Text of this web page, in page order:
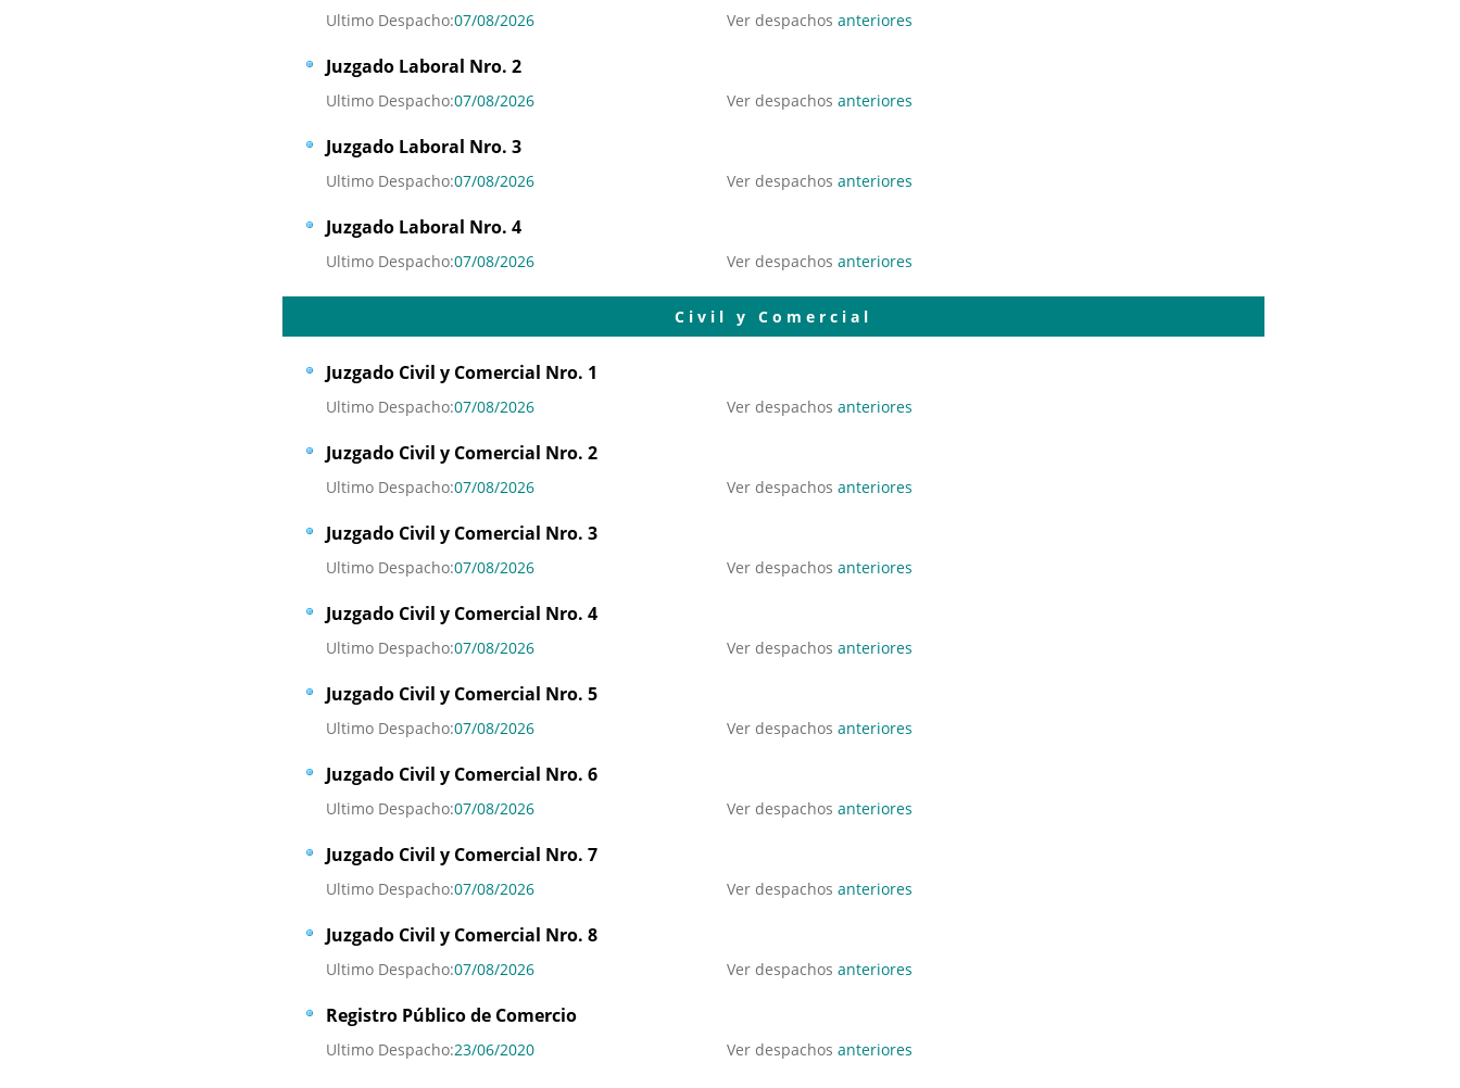
Ultimo Despacho:07/08/2026 Ver despachosanteriores
Juzgado Laboral Nro. 2
Ultimo Despacho:07/08/2026 Ver despachosanteriores
Juzgado Laboral Nro. 3
Ultimo Despacho:07/08/2026 Ver despachosanteriores
Juzgado Laboral Nro. 4
Ultimo Despacho:07/08/2026 Ver despachosanteriores
Civil y Comercial
Juzgado Civil y Comercial Nro. 1
Ultimo Despacho:07/08/2026 Ver despachosanteriores
Juzgado Civil y Comercial Nro. 2
Ultimo Despacho:07/08/2026 Ver despachosanteriores
Juzgado Civil y Comercial Nro. 3
Ultimo Despacho:07/08/2026 Ver despachosanteriores
Juzgado Civil y Comercial Nro. 4
Ultimo Despacho:07/08/2026 Ver despachosanteriores
Juzgado Civil y Comercial Nro. 5
Ultimo Despacho:07/08/2026 Ver despachosanteriores
Juzgado Civil y Comercial Nro. 6
Ultimo Despacho:07/08/2026 Ver despachosanteriores
Juzgado Civil y Comercial Nro. 7
Ultimo Despacho:07/08/2026 Ver despachosanteriores
Juzgado Civil y Comercial Nro. 8
Ultimo Despacho:07/08/2026 Ver despachosanteriores
Registro Público de Comercio
Ultimo Despacho:23/06/2020 Ver despachosanteriores